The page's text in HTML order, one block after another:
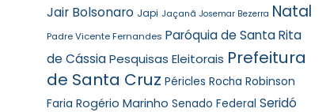
Jair Bolsonaro Japi Jaçanã Josemar Bezerra Natal
Padre Vicente Fernandes Paróquia de Santa Rita
de Cássia Pesquisas Eleitorais Prefeitura
de Santa Cruz Péricles Rocha Robinson
Faria Rogério Marinho Senado Federal Seridó